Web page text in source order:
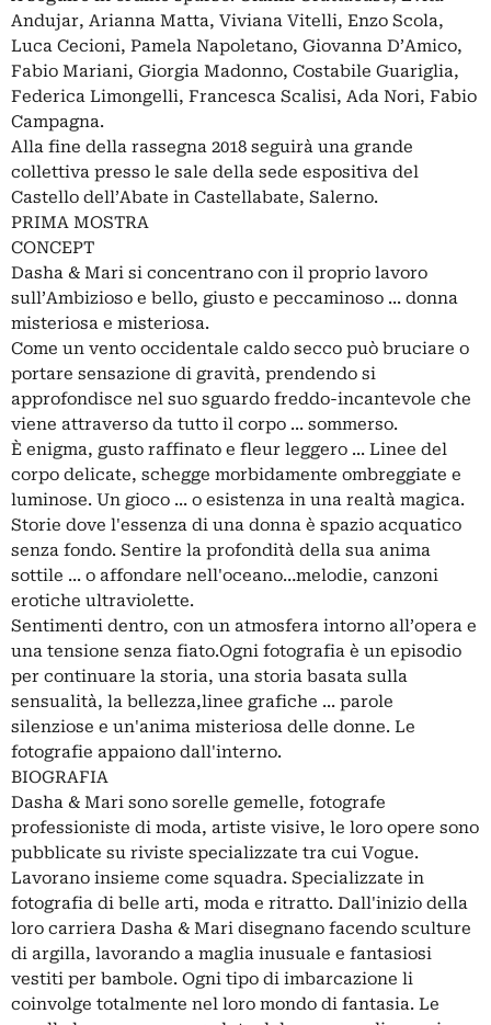
Andujar, Arianna Matta, Viviana Vitelli, Enzo Scola,
Luca Cecioni, Pamela Napoletano, Giovanna D’Amico,
Fabio Mariani, Giorgia Madonno, Costabile Guariglia,
Federica Limongelli, Francesca Scalisi, Ada Nori, Fabio
Campagna.
Alla fine della rassegna 2018 seguirà una grande
collettiva presso le sale della sede espositiva del
Castello dell’Abate in Castellabate, Salerno.
PRIMA MOSTRA
CONCEPT
Dasha & Mari si concentrano con il proprio lavoro
sull’Ambizioso e bello, giusto e peccaminoso ... donna
misteriosa e misteriosa.
Come un vento occidentale caldo secco può bruciare o
portare sensazione di gravità, prendendo si
approfondisce nel suo sguardo freddo-incantevole che
viene attraverso da tutto il corpo ... sommerso.
È enigma, gusto raffinato e fleur leggero ... Linee del
corpo delicate, schegge morbidamente ombreggiate e
luminose. Un gioco ... o esistenza in una realtà magica.
Storie dove l'essenza di una donna è spazio acquatico
senza fondo. Sentire la profondità della sua anima
sottile ... o affondare nell'oceano…melodie, canzoni
erotiche ultraviolette.
Sentimenti dentro, con un atmosfera intorno all’opera e
una tensione senza fiato.Ogni fotografia è un episodio
per continuare la storia, una storia basata sulla
sensualità, la bellezza,linee grafiche ... parole
silenziose e un'anima misteriosa delle donne. Le
fotografie appaiono dall'interno.
BIOGRAFIA
Dasha & Mari sono sorelle gemelle, fotografe
professioniste di moda, artiste visive, le loro opere sono
pubblicate su riviste specializzate tra cui Vogue.
Lavorano insieme come squadra. Specializzate in
fotografia di belle arti, moda e ritratto. Dall'inizio della
loro carriera Dasha & Mari disegnano facendo sculture
di argilla, lavorando a maglia inusuale e fantasiosi
vestiti per bambole. Ogni tipo di imbarcazione li
coinvolge totalmente nel loro mondo di fantasia. Le